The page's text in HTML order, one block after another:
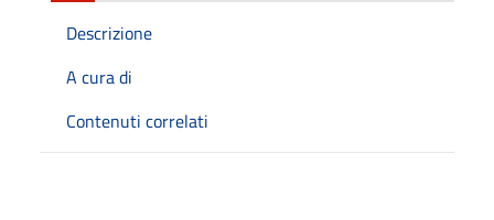
Descrizione
A cura di
Contenuti correlati